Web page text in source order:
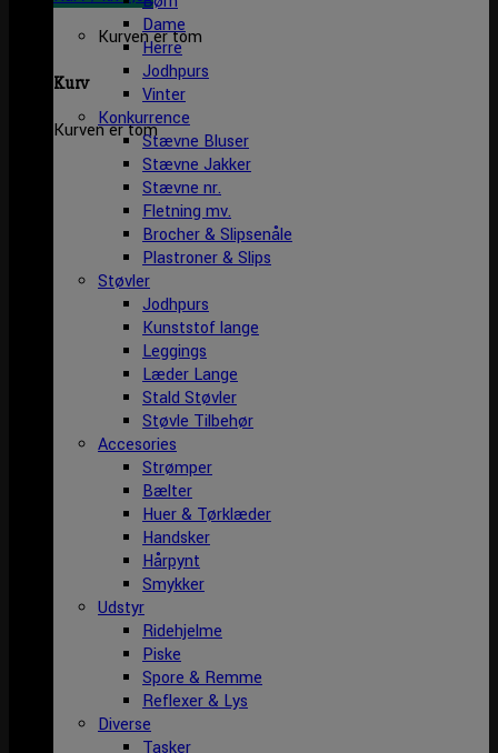
Kurven er tom
Kurv
Kurven er tom
Dame
Herre
Jodhpurs
Vinter
Konkurrence
Stævne Bluser
Stævne Jakker
Stævne nr.
Fletning mv.
Brocher & Slipsenåle
Plastroner & Slips
Støvler
Jodhpurs
Kunststof lange
Leggings
Læder Lange
Stald Støvler
Støvle Tilbehør
Accesories
Strømper
Bælter
Huer & Tørklæder
Handsker
Hårpynt
Smykker
Udstyr
Ridehjelme
Piske
Spore & Remme
Reflexer & Lys
Diverse
Tasker